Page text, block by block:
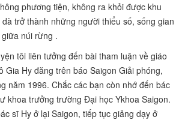
phương tiện, không ra khỏi được khu
trở thành những người thiểu số, sống gian
núi rừng .
tôi liên tưởng đến bài tham luận về giáo
Gia Hy đăng trên báo Saigon Giải phóng,
năm 1996. Chắc các bạn còn nhớ đến bác
khoa trưởng trường Đại học Ykhoa Saigon.
sĩ Hy ở lại Saigon, tiếp tục giảng dạy ở